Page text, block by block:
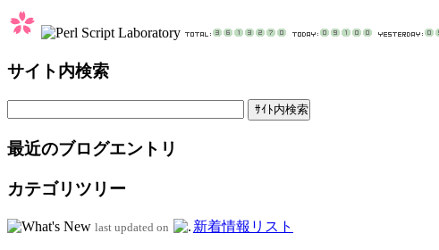
サイト内検索
最近のブログエントリ
カテゴリツリー
last updated on 新着情報リスト